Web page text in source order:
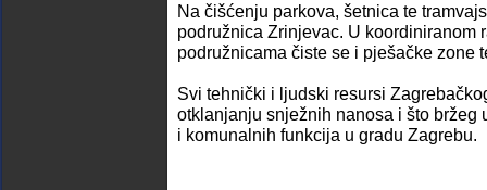
Na čišćenju parkova, šetnica te
podružnica Zrinjevac. U koordiniranom
podružnicama čiste se i pješačke zone
Svi tehnički i ljudski resursi
otklanjanju snježnih nanosa i što bržeg
i komunalnih funkcija u gradu Zagrebu.